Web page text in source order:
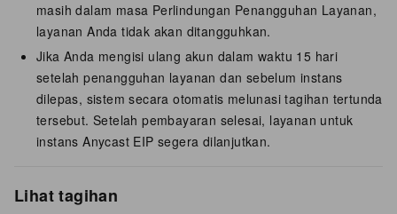
masih dalam masa Perlindungan Penangguhan Layanan,
layanan Anda tidak akan ditangguhkan.
Jika Anda mengisi ulang akun dalam waktu 15 hari
setelah penangguhan layanan dan sebelum instans
dilepas, sistem secara otomatis melunasi tagihan tertunda
tersebut. Setelah pembayaran selesai, layanan untuk
instans Anycast EIP segera dilanjutkan.
Lihat tagihan